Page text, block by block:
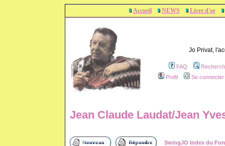
Accueil NEWS Livre d'or
Jo Privat,
FAQ
Profil
Se
Jean Claude Laudat/Jean
SwingJO Index du